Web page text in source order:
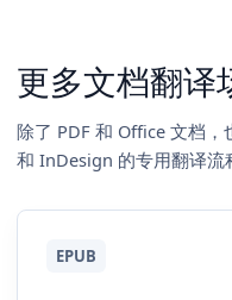
更多文档翻译
除了 PDF 和 Office 文档
和 InDesign 的专用翻译流
EPUB